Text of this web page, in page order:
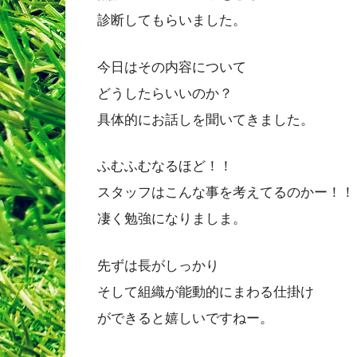
診断してもらいました。
今日はその内容について
どうしたらいいのか？
具体的にお話しを聞いてきました。
ふむふむなるほど！！
スタッフはこんな事を考えてるのかー！
凄く勉強になりましま。
先ずは長がしっかり
そして組織が能動的にまわる仕掛け
ができると嬉しいですねー。